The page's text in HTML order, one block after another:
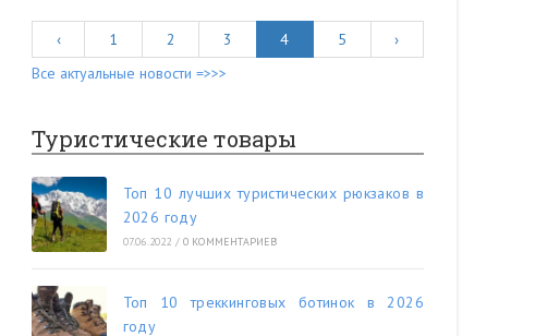
‹ 1 2 3 4 5
›
Все актуальные новости =>>>
Туристические товары
Топ 10 лучших туристических рюкзаков в
2026 году
07.06.2022 / 0 КОММЕНТАРИЕВ
Топ 10 треккинговых ботинок в 2026
году